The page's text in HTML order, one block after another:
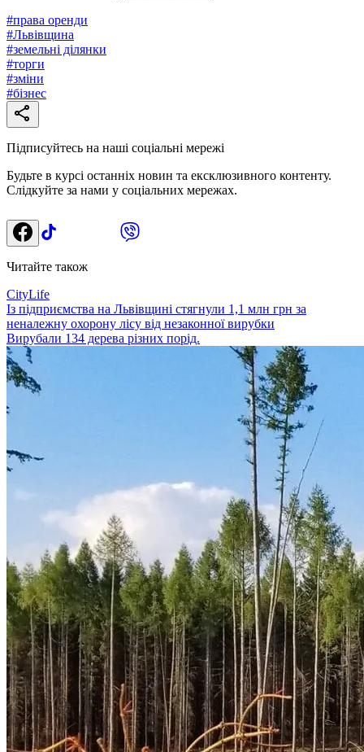
#права оренди
#Львівщина
#земельні ділянки
#торги
#зміни
#бізнес
Підписуйтесь на наші соціальні мережі
Будьте в курсі останніх новин та ексклюзивного контенту.
Слідкуйте за нами у соціальних мережах.
Читайте також
CityLife
Із підприємства на Львівщині стягнули 1,1 млн грн за
неналежну охорону лісу від незаконної вирубки
Вирубали 134 дерева різних порід.